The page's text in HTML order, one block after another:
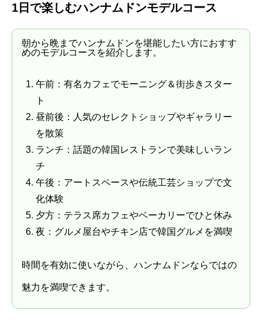
1日で楽しむハンナムドンモデルコース
朝から晩までハンナムドンを堪能したい方におすす
めのモデルコースを紹介します。
午前：有名カフェでモーニング＆街歩きスター
ト
昼前後：人気のセレクトショップやギャラリー
を散策
ランチ：話題の韓国レストランで美味しいラン
チ
午後：アートスペースや伝統工芸ショップで文
化体験
夕方：テラス席カフェやベーカリーでひと休み
夜：グルメ屋台やチキン店で韓国グルメを満喫
時間を有効に使いながら、ハンナムドンならではの
魅力を満喫できます。